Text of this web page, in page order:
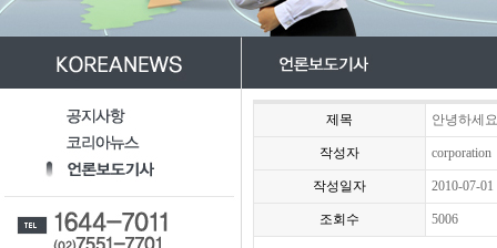
제목 안녕하세
작성자 corporation
작성일자 2010-07-01
조회수 5006